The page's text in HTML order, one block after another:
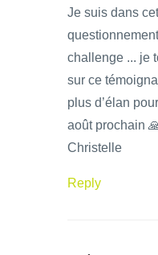
Je suis dans
challenge ... je
sur ce
plus d’élan
août prochain
Christelle
Reply